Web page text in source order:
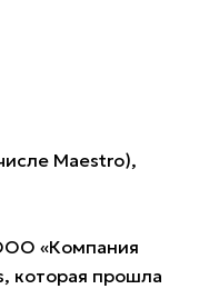
Maestro),
«Компания
которая прошла